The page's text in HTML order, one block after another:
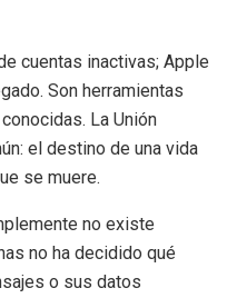
cuentas inactivas; Apple
Son herramientas
La Unión
el destino de una vida
se muere.
no existe
no ha decidido qué
o sus datos